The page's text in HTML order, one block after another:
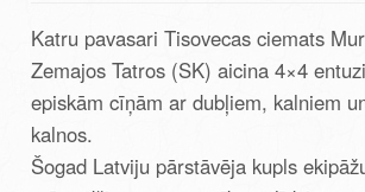
Katru pavasari Tisovecas ciemats
Zemajos Tatros (SK) aicina 4×4
episkām cīņām ar dubļiem, kalniem
kalnos.
Šogad Latviju pārstāvēja kupls